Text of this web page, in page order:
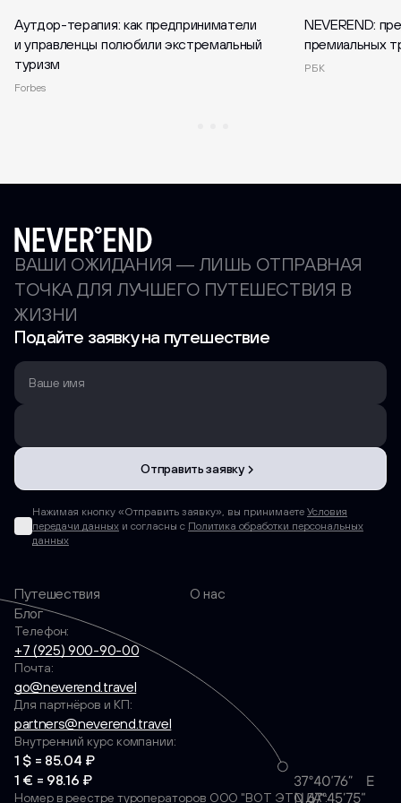
Аутдор-терапия: как предприниматели
и управленцы полюбили экстремальный
туризм
Forbes
NEVEREND:
премиальных
РБК
Перейти
на
главную
страницу
ВАШИ ОЖИДАНИЯ — ЛИШЬ ОТПРАВНАЯ
ТОЧКА ДЛЯ ЛУЧШЕГО ПУТЕШЕСТВИЯ В
ЖИЗНИ
Подайте заявку на путешествие
Ваше имя
Отправить заявку
Нажимая кнопку «Отправить заявку», вы принимаете Условия
передачи данных и согласны с Политика обработки персональных
данных
Путешествия
О нас
Блог
Телефон:
+7 (925) 900-90-00
Почта:
go@neverend.travel
Для партнёров и КП:
partners@neverend.travel
Внутренний курс компании:
1 $ = 85.04 ₽
1 € = 98.16 ₽
Номер в реестре туроператоров ООО "ВОТ ЭТО ДА":